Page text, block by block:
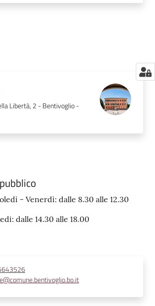
Libertà, 2 - Bentivoglio -
- Venerdì: dalle 8.30 alle 12.30
dalle 14.30 alle 18.00